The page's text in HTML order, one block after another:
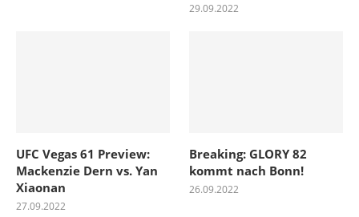
29.09.2022
UFC Vegas 61 Preview:
Mackenzie Dern vs. Yan
Xiaonan
27.09.2022
Breaking: GLORY 82
kommt nach Bonn!
26.09.2022